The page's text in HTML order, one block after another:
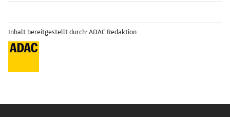
Inhalt bereitgestellt durch: ADAC Redaktion